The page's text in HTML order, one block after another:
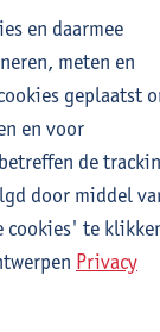
en daarmee
meten en
geplaatst
en voor
de
door middel
cookies' te
Privacy